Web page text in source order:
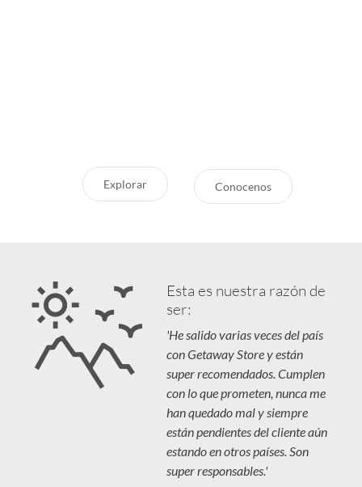
Explorar Conocenos
Esta es nuestra razón de
ser:
'He salido varias veces del país
con Getaway Store y están
super recomendados. Cumplen
con lo que prometen, nunca me
han quedado mal y siempre
están pendientes del cliente aún
estando en otros países. Son
super responsables.'